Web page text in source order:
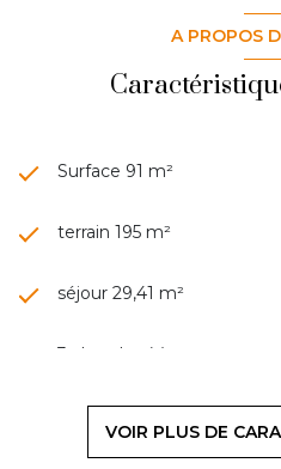
A PROPOS
Surface 91 m²
terrain 195 m²
séjour 29,41 m²
3 chambre(s)
VOIR PLUS DE